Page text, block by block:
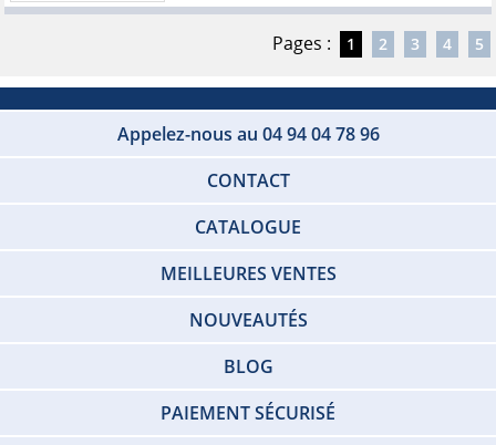
Pages : 1 2 3 4 5
Appelez-nous au 04 94 04 78 96
CONTACT
CATALOGUE
MEILLEURES VENTES
NOUVEAUTÉS
BLOG
PAIEMENT SÉCURISÉ